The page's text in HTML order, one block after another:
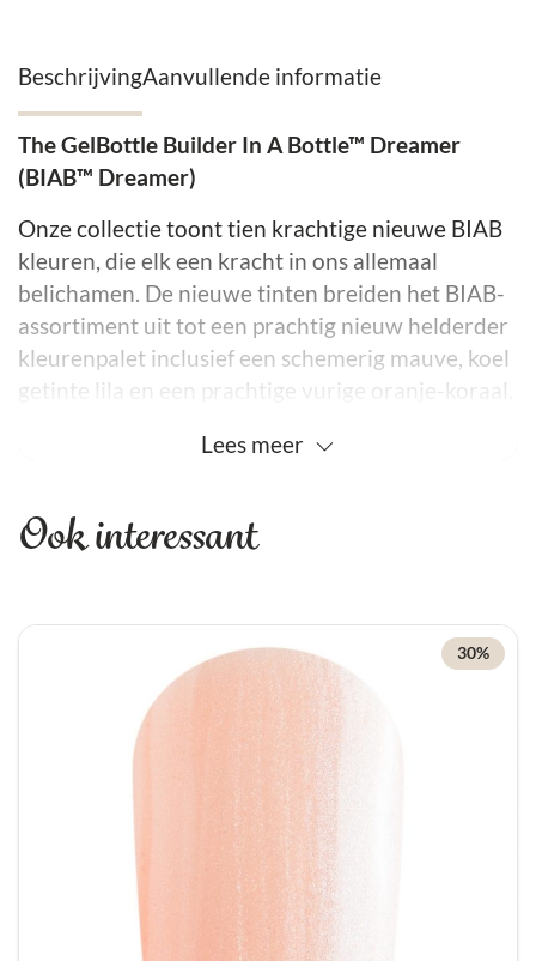
BeschrijvingAanvullende informatie
The GelBottle Builder In A Bottle™ Dreamer
(BIAB™ Dreamer)
Onze collectie toont tien krachtige nieuwe BIAB
kleuren, die elk een kracht in ons allemaal
belichamen. De nieuwe tinten breiden het BIAB-
assortiment uit tot een prachtig nieuw helderder
kleurenpalet inclusief een schemerig mauve, koel
getinte lila en een prachtige vurige oranje-koraal.
gedurfd, kies je superkracht en laat BIAB jou en je
de wereld aan te gaan.
dat zal prikkel tot de verbeelding van elke
dagdroom gelovige.
Inhoud: 20 ml
Lees meer
Ook interessant
30%